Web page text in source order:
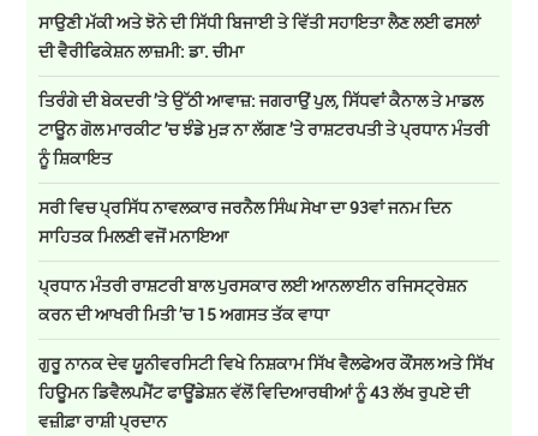
ਸਾਉਣੀ ਮੱਕੀ ਅਤੇ ਝੋਨੇ ਦੀ ਸਿੱਧੀ ਬਿਜਾਈ ਤੇ ਵਿੱਤੀ ਸਹਾਇਤਾ ਲੈਣ ਲਈ ਫਸਲਾਂ
ਦੀ ਵੈਰੀਫਿਕੇਸ਼ਨ ਲਾਜ਼ਮੀ: ਡਾ. ਚੀਮਾ
ਤਿਰੰਗੇ ਦੀ ਬੇਕਦਰੀ ’ਤੇ ਉੱਠੀ ਆਵਾਜ਼: ਜਗਰਾਉਂ ਪੁਲ, ਸਿੱਧਵਾਂ ਕੈਨਾਲ ਤੇ ਮਾਡਲ
ਟਾਊਨ ਗੋਲ ਮਾਰਕੀਟ ’ਚ ਝੰਡੇ ਮੁੜ ਨਾ ਲੱਗਣ ’ਤੇ ਰਾਸ਼ਟਰਪਤੀ ਤੇ ਪ੍ਰਧਾਨ ਮੰਤਰੀ
ਨੂੰ ਸ਼ਿਕਾਇਤ
ਸਰੀ ਵਿਚ ਪ੍ਰਸਿੱਧ ਨਾਵਲਕਾਰ ਜਰਨੈਲ ਸਿੰਘ ਸੇਖਾ ਦਾ 93ਵਾਂ ਜਨਮ ਦਿਨ
ਸਾਹਿਤਕ ਮਿਲਣੀ ਵਜੋਂ ਮਨਾਇਆ
ਪ੍ਰਧਾਨ ਮੰਤਰੀ ਰਾਸ਼ਟਰੀ ਬਾਲ ਪੁਰਸਕਾਰ ਲਈ ਆਨਲਾਈਨ ਰਜਿਸਟ੍ਰੇਸ਼ਨ
ਕਰਨ ਦੀ ਆਖਰੀ ਮਿਤੀ ’ਚ 15 ਅਗਸਤ ਤੱਕ ਵਾਧਾ
ਗੁਰੂ ਨਾਨਕ ਦੇਵ ਯੂਨੀਵਰਸਿਟੀ ਵਿਖੇ ਨਿਸ਼ਕਾਮ ਸਿੱਖ ਵੈਲਫੇਅਰ ਕੌਂਸਲ ਅਤੇ ਸਿੱਖ
ਹਿਊਮਨ ਡਿਵੈਲਪਮੈਂਟ ਫਾਊਂਡੇਸ਼ਨ ਵੱਲੋਂ ਵਿਦਿਆਰਥੀਆਂ ਨੂੰ 43 ਲੱਖ ਰੁਪਏ ਦੀ
ਵਜ਼ੀਫ਼ਾ ਰਾਸ਼ੀ ਪ੍ਰਦਾਨ